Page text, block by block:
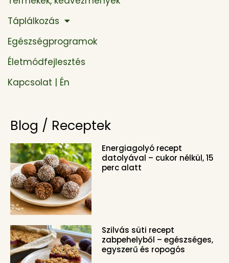
Táplálkozás
Egészségprogramok
Életmódfejlesztés
Kapcsolat | Én
Blog / Receptek
Energiagolyó recept
datolyával – cukor nélkül, 15
perc alatt
Szilvás süti recept
zabpehelyből – egészséges,
egyszerű és ropogós